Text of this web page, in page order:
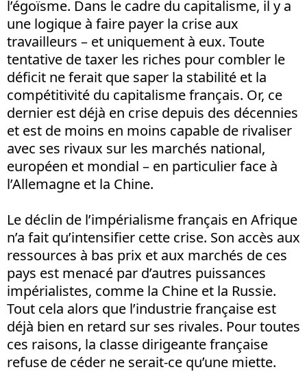
l’égoïsme. Dans le cadre du capitalisme, il y a
une logique à faire payer la crise aux
travailleurs – et uniquement à eux. Toute
tentative de taxer les riches pour combler le
déficit ne ferait que saper la stabilité et la
compétitivité du capitalisme français. Or, ce
dernier est déjà en crise depuis des décennies
et est de moins en moins capable de rivaliser
avec ses rivaux sur les marchés national,
européen et mondial – en particulier face à
l’Allemagne et la Chine.
Le déclin de l’impérialisme français en Afrique
n’a fait qu’intensifier cette crise. Son accès aux
ressources à bas prix et aux marchés de ces
pays est menacé par d’autres puissances
impérialistes, comme la Chine et la Russie.
Tout cela alors que l’industrie française est
déjà bien en retard sur ses rivales. Pour toutes
ces raisons, la classe dirigeante française
refuse de céder ne serait-ce qu’une miette.